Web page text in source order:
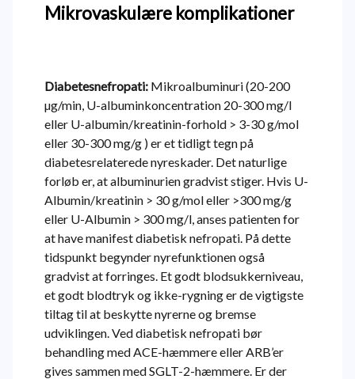
Mikrovaskulære komplikationer
Diabetesnefropati: Mikroalbuminuri (20-200
µg/min, U-albuminkoncentration 20-300 mg/l
eller U-albumin/kreatinin-forhold > 3-30 g/mol
eller 30-300 mg/g ) er et tidligt tegn på
diabetesrelaterede nyreskader. Det naturlige
forløb er, at albuminurien gradvist stiger. Hvis U-
Albumin/kreatinin > 30 g/mol eller >300 mg/g
eller U-Albumin > 300 mg/l, anses patienten for
at have manifest diabetisk nefropati. På dette
tidspunkt begynder nyrefunktionen også
gradvist at forringes. Et godt blodsukkerniveau,
et godt blodtryk og ikke-rygning er de vigtigste
tiltag til at beskytte nyrerne og bremse
udviklingen. Ved diabetisk nefropati bør
behandling med ACE-hæmmere eller ARB’er
gives sammen med SGLT-2-hæmmere. Er der